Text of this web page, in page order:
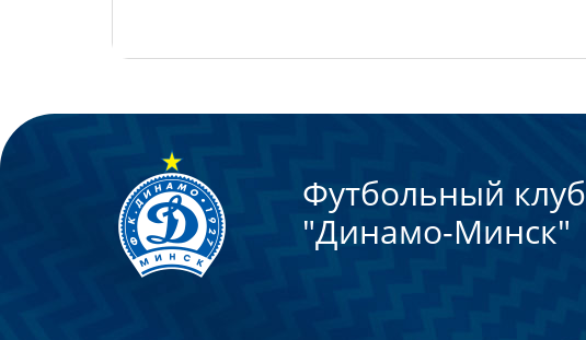
Футбольный клуб
"Динамо-Минск"